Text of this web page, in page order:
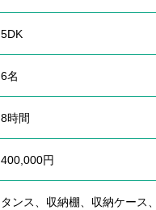
5DK
6名
8時間
400,000円
タンス、収納棚、収納ケース